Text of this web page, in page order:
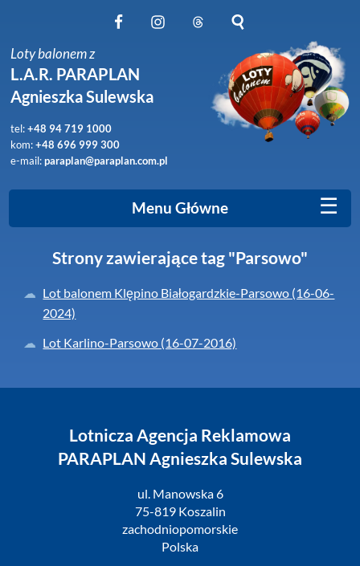
Obserwuj nas na Instagram
Obserwuj nas na Threads
Szukaj na stronie
Loty balonem z
L.A.R. PARAPLAN
Agnieszka Sulewska
tel:+48 94 719 1000
kom:+48 696 999 300
e-mail:paraplan@paraplan.com.pl
Menu Główne ☰
Strony zawierające tag "Parsowo"
Lot balonem Klępino Białogardzkie-Parsowo (16-06-
2024)
Lot Karlino-Parsowo (16-07-2016)
Lotnicza Agencja Reklamowa
PARAPLAN Agnieszka Sulewska
ul. Manowska 6
75-819 Koszalin
zachodniopomorskie
Polska